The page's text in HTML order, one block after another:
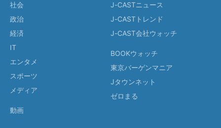
社会
政治
経済
IT
エンタメ
スポーツ
メディア
動画
J-CASTニュース
J-CASTトレンド
J-CAST会社ウォッチ
BOOKウォッチ
東京バーゲンマニア
Jタウンネット
ゼロまる